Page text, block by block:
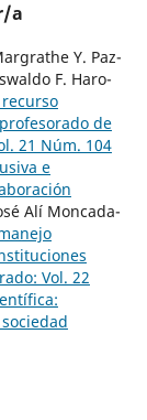
a
Y. Paz-
F. Haro-
de
21 Núm. 104
e
Alí Moncada-
Vol. 22